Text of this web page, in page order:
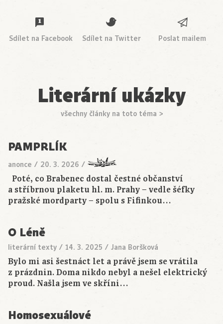
Sdílet na Facebook Sdílet na Twitter Poslat mailem
Literární ukázky
všechny články na toto téma >
PAMPRLÍK
anonce / 20. 3. 2026 /
Poté, co Brabenec dostal čestné občanství
a stříbrnou plaketu hl. m. Prahy − vedle šéfky
pražské mordparty − spolu s Fifinkou…
O Léně
literární texty / 14. 3. 2025 / Jana Boršková
Bylo mi asi šestnáct let a právě jsem se vrátila
z prázdnin. Doma nikdo nebyl a nešel elektrický
proud. Našla jsem ve skříni…
Homosexuálové